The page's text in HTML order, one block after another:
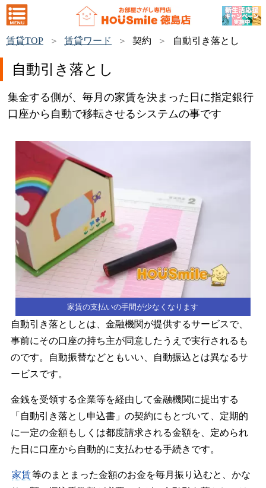
賃貸TOP 賃貸ワード 契約 自動引き落とし
自動引き落とし
集金する側が、毎月の家賃を決まった日に指定銀行
口座から自動で移転させるシステムの事です
家賃の支払いの手間が少なくなります
自動引き落としとは、金融機関が提供するサービスで、
事前にその口座の持ち主が同意したうえで実行されるも
のです。自動振替などともいい、自動振込とは異なるサ
ービスです。
金銭を受領する企業等を経由して金融機関に提出する
「自動引き落とし申込書」の契約にもとづいて、定期的
に一定の金額もしくは都度請求される金額を、定められ
た日に口座から自動的に支払わせる手続きです。
家賃等のまとまった金額のお金を毎月振り込むと、かな